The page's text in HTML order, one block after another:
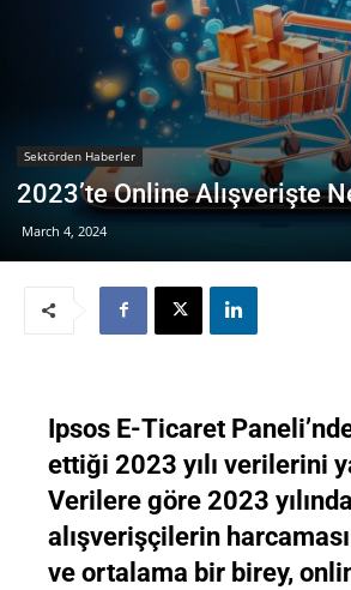
Sektörden Haberler
2023’te Online Alışverişte
March 4, 2024
Ipsos E-Ticaret
ettiği 2023 yılı verilerini
Verilere göre 2023
alışverişçilerin
ve ortalama bir birey,